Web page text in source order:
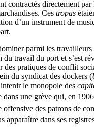
contractés directement
Ces tropas
d’un instrument de
parmi les travailleurs
travail du port et s’est
pratiques de conflit
du syndicat des dockers (
le monopole des
une grève qui, en
offensive des patrons de
dans ses